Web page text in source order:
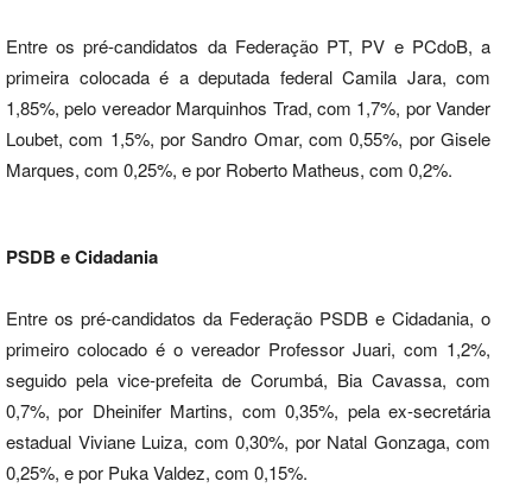
Entre os pré-candidatos da Federação PT, PV e PCdoB, a
primeira colocada é a deputada federal Camila Jara, com
1,85%, pelo vereador Marquinhos Trad, com 1,7%, por Vander
Loubet, com 1,5%, por Sandro Omar, com 0,55%, por Gisele
Marques, com 0,25%, e por Roberto Matheus, com 0,2%.
PSDB e Cidadania
Entre os pré-candidatos da Federação PSDB e Cidadania, o
primeiro colocado é o vereador Professor Juari, com 1,2%,
seguido pela vice-prefeita de Corumbá, Bia Cavassa, com
0,7%, por Dheinifer Martins, com 0,35%, pela ex-secretária
estadual Viviane Luiza, com 0,30%, por Natal Gonzaga, com
0,25%, e por Puka Valdez, com 0,15%.